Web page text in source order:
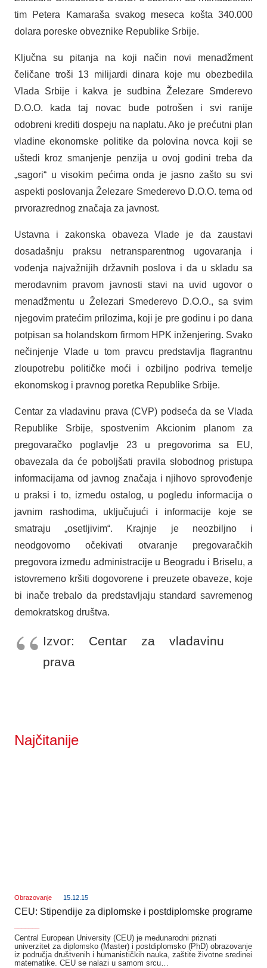
tim Petera Kamaraša svakog meseca košta 340.000
dolara poreske obveznike Republike Srbije.
Ključna su pitanja na koji način novi menadžment
čeličane troši 13 milijardi dinara koje mu obezbedila
Vlada Srbije i kakva je sudbina Železare Smderevo
D.O.O. kada taj novac bude potrošen i svi ranije
odobreni krediti dospeju na naplatu. Ako je prećutni plan
vladine ekonomske politike da polovina novca koji se
uštedi kroz smanjenje penzija u ovoj godini treba da
„sagori“ u visokim pećima onda je jasno zašto su svi
aspekti poslovanja Železare Smederevo D.O.O. tema od
prvorazrednog značaja za javnost.
Ustavna i zakonska obaveza Vlade je da zaustavi
dosadašnju praksu netransparentnog ugovaranja i
vođenja najvažnijih državnih poslova i da u skladu sa
merodavnim pravom javnosti stavi na uvid ugovor o
menadžmentu u Železari Smederevo D.O.O., sa svim
njegovim pratećim prilozima, koji je pre godinu i po dana
potpisan sa holandskom firmom HPK inženjering. Svako
nečinjenje Vlade u tom pravcu predstavlja flagrantnu
zloupotrebu političke moći i ozbiljno podriva temelje
ekonomskog i pravnog poretka Republike Srbije.
Centar za vladavinu prava (CVP) podseća da se Vlada
Republike Srbije, spostvenim Akcionim planom za
pregovaračko poglavlje 23 u pregovorima sa EU,
obavezala da će poboljšati pravila slobodnog pristupa
informacijama od javnog značaja i njihovo sprovođenje
u praksi i to, između ostalog, u pogledu informacija o
javnim rashodima, uključujući i informacije koje se
smatraju „osetljivim“. Krajnje je neozbiljno i
neodgovorno očekivati otvaranje pregovaračkih
pregovora između administracije u Beogradu i Briselu, a
istovremeno kršiti dogovorene i preuzete obaveze, koje
bi inače trebalo da predstavljaju standard savremenog
demokratskog društva.
Izvor: Centar za vladavinu
prava
Najčitanije
Obrazovanje 15.12.15
CEU: Stipendije za diplomske i postdiplomske programe
Central European University (CEU) je međunarodni priznati
univerzitet za diplomsko (Master) i postdiplomsko (PhD) obrazovanje
iz područja društvenih i humanističkih nauka, zaštite životne sredinei
matematike. CEU se nalazi u samom srcu…